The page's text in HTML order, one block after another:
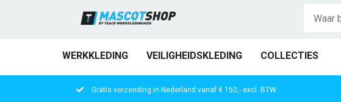
WERKKLEDING VEILIGHEIDSKLEDING COLLECTIES
Gratis verzending in Nederland vanaf € 150,- excl. BTW